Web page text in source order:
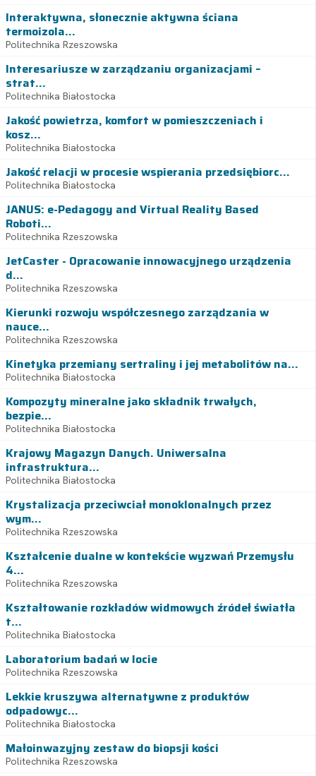
Interaktywna, słonecznie aktywna ściana
termoizola...
Politechnika Rzeszowska
Interesariusze w zarządzaniu organizacjami –
strat...
Politechnika Białostocka
Jakość powietrza, komfort w pomieszczeniach i
kosz...
Politechnika Białostocka
Jakość relacji w procesie wspierania przedsiębiorc...
Politechnika Białostocka
JANUS: e-Pedagogy and Virtual Reality Based
Roboti...
Politechnika Rzeszowska
JetCaster - Opracowanie innowacyjnego urządzenia
d...
Politechnika Rzeszowska
Kierunki rozwoju współczesnego zarządzania w
nauce...
Politechnika Rzeszowska
Kinetyka przemiany sertraliny i jej metabolitów na...
Politechnika Białostocka
Kompozyty mineralne jako składnik trwałych,
bezpie...
Politechnika Białostocka
Krajowy Magazyn Danych. Uniwersalna
infrastruktura...
Politechnika Białostocka
Krystalizacja przeciwciał monoklonalnych przez
wym...
Politechnika Rzeszowska
Kształcenie dualne w kontekście wyzwań Przemysłu
4...
Politechnika Rzeszowska
Kształtowanie rozkładów widmowych źródeł światła
t...
Politechnika Białostocka
Laboratorium badań w locie
Politechnika Rzeszowska
Lekkie kruszywa alternatywne z produktów
odpadowyc...
Politechnika Białostocka
Małoinwazyjny zestaw do biopsji kości
Politechnika Rzeszowska